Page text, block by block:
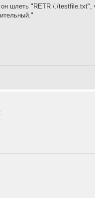
шлеть "RETR /./testfile.txt",